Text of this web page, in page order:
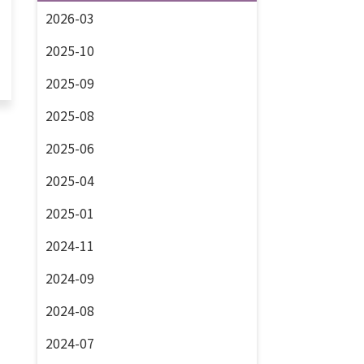
2026-03
2025-10
2025-09
2025-08
2025-06
2025-04
2025-01
2024-11
2024-09
2024-08
2024-07